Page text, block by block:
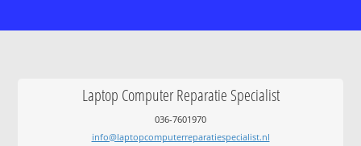
Laptop Computer Reparatie Specialist
036-7601970
info@laptopcomputerreparatiespecialist.nl